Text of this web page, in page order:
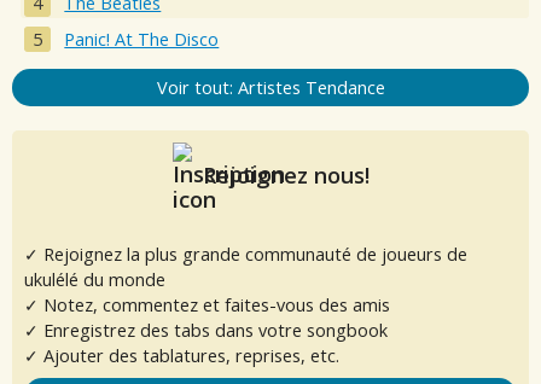
Panic! At The Disco
Voir tout: Artistes Tendance
Rejoignez nous!
✓ Rejoignez la plus grande communauté de joueurs de
ukulélé du monde
✓ Notez, commentez et faites-vous des amis
✓ Enregistrez des tabs dans votre songbook
✓ Ajouter des tablatures, reprises, etc.